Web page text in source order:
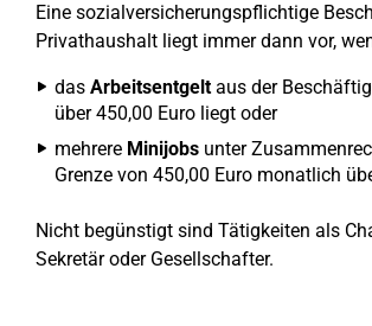
Eine sozialversicherungspflichtige
Privathaushalt liegt immer dann vor,
das Arbeitsentgeltaus der
über 450,00 Euro liegt oder
mehrere Minijobs unter
Grenze von 450,00 Euro monatlich
Nicht begünstigt sind Tätigkeiten als
Sekretär oder Gesellschafter.